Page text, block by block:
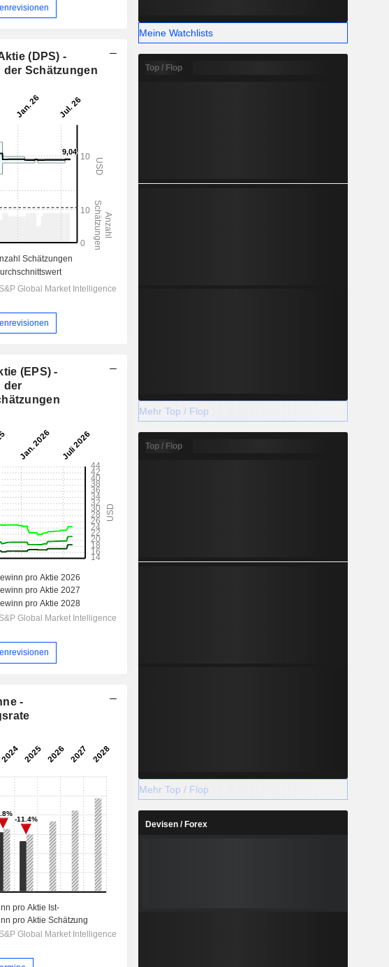
(DPS) -
der Schätzungen
(EPS) -
der
-
Meine Watchlists
Top / Flop
Mehr Top / Flop
Top / Flop
Mehr Top / Flop
Devisen / Forex